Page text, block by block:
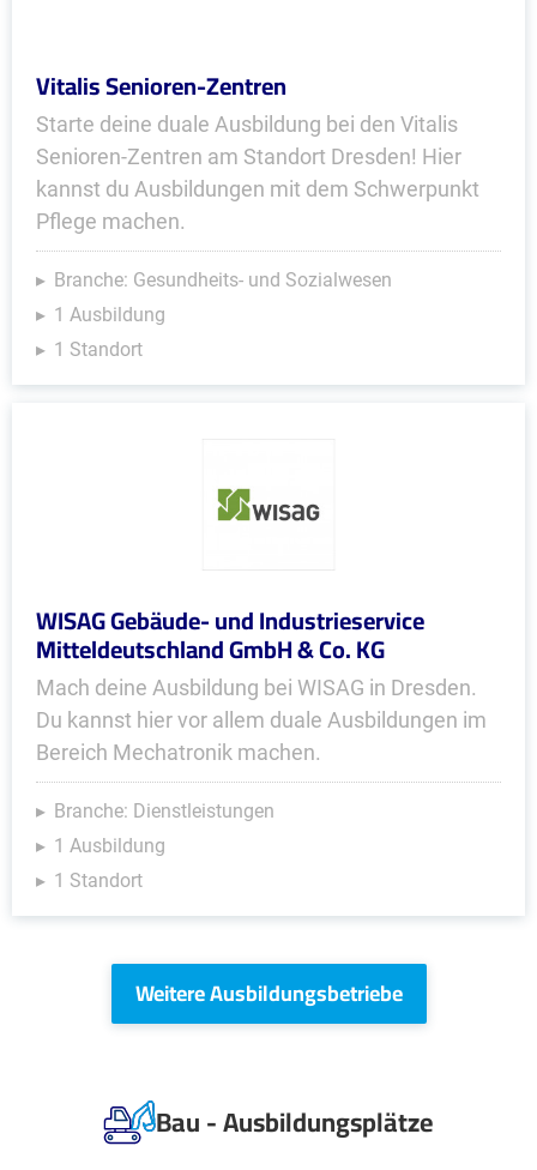
Vitalis Senioren-Zentren
Starte deine duale Ausbildung bei den Vitalis
Senioren-Zentren am Standort Dresden! Hier
kannst du Ausbildungen mit dem Schwerpunkt
Pflege machen.
Branche: Gesundheits- und Sozialwesen
1 Ausbildung
1 Standort
WISAG Gebäude- und Industrieservice
Mitteldeutschland GmbH & Co. KG
Mach deine Ausbildung bei WISAG in Dresden.
Du kannst hier vor allem duale Ausbildungen im
Bereich Mechatronik machen.
Branche: Dienstleistungen
1 Ausbildung
1 Standort
Weitere Ausbildungsbetriebe
Bau - Ausbildungsplätze